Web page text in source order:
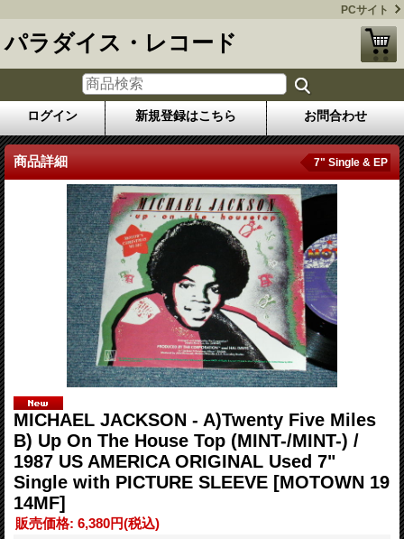
PCサイト
パラダイス・レコード
ログイン 新規登録はこちら お問合わせ
商品詳細 7" Single & EP
MICHAEL JACKSON - A)Twenty Five Miles
B) Up On The House Top (MINT-/MINT-) /
1987 US AMERICA ORIGINAL Used 7"
Single with PICTURE SLEEVE [MOTOWN 19
14MF]
販売価格: 6,380円(税込)